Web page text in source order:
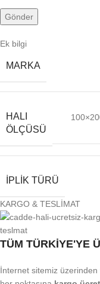
Ek bilgi
MARKA
HALI
ÖLÇÜSÜ
İPLIK TÜRÜ
KARGO & TESLİMAT
TÜM TÜRKİYE'YE
İnternet sitemiz üzerinden